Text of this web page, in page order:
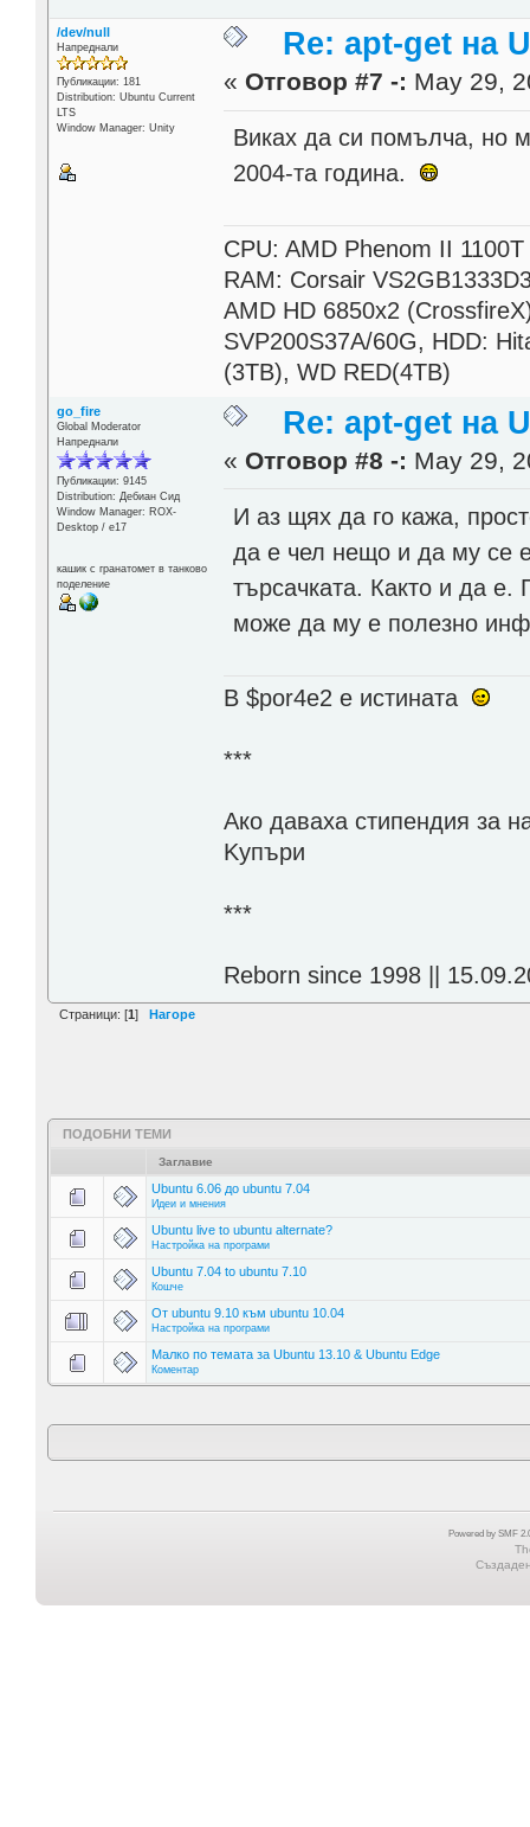
/dev/null
Напреднали
Публикации: 181
Distribution: Ubuntu Current
LTS
Window Manager: Unity
Re: apt-get на
« Отговор #7 -: May 29,
Виках да си помълча, но
2004-та година.
CPU: AMD Phenom II
RAM: Corsair
AMD HD 6850x2
SVP200S37A/60G, HDD:
(3TB), WD RED(4TB)
go_fire
Global Moderator
Напреднали
Публикации: 9145
Distribution: Дебиан Сид
Window Manager: ROX-
Desktop / е17
кашик с гранатомет в танково
поделение
Re: apt-get на
« Отговор #8 -: May 29,
И аз щях да го кажа,
да е чел нещо и да му се
търсачката. Както и да е.
може да му е полезно
В $por4e2 e истината
***
Aко даваха стипендия за
Kупъри
***
Reborn since 1998 ||
Страници: [1] Нагоре
ПОДОБНИ ТЕМИ
Заглавие
Ubuntu 6.06 до ubuntu 7.04
Идеи и мнения
Ubuntu live to ubuntu alternate?
Настройка на програми
Ubuntu 7.04 to ubuntu 7.10
Кошче
От ubuntu 9.10 към ubuntu 10.04
Настройка на програми
Малко по темата за Ubuntu 13.10 & Ubuntu Edge
Коментар
Powered by SMF